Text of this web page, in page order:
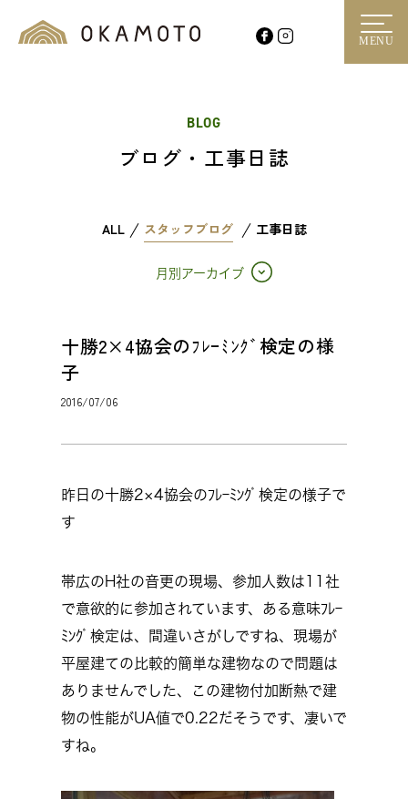
MENU
BLOG
ブログ・工事日誌
ALL スタッフブログ 工事日誌
月別アーカイブ
十勝2×4協会のﾌﾚｰﾐﾝｸﾞ検定の様
子
2016/07/06
昨日の十勝2×4協会のﾌﾚｰﾐﾝｸﾞ検定の様子で
す
帯広のH社の音更の現場、参加人数は11社
で意欲的に参加されています、ある意味ﾌﾚｰ
ﾐﾝｸﾞ検定は、間違いさがしですね、現場が
平屋建ての比較的簡単な建物なので問題は
ありませんでした、この建物付加断熱で建
物の性能がUA値で0.22だそうです、凄いで
すね。